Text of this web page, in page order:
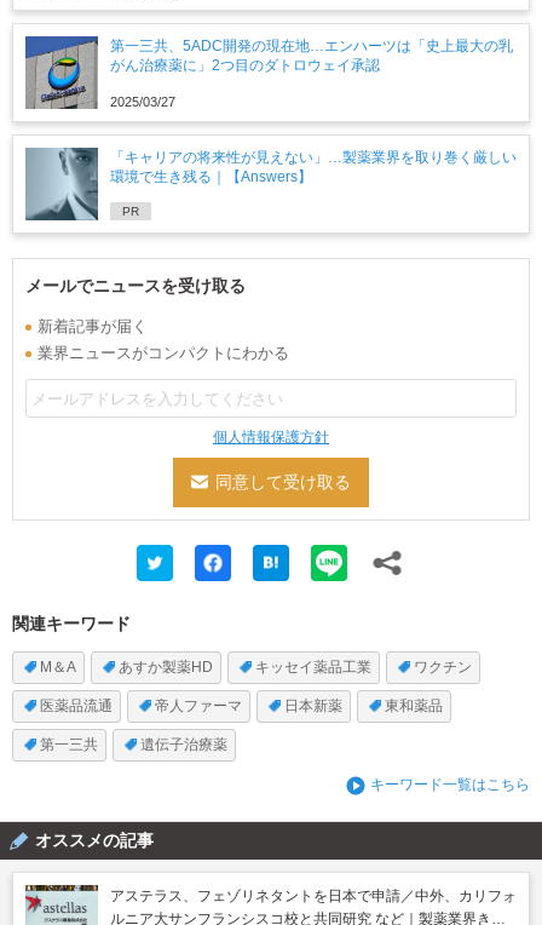
第一三共、5ADC開発の現在地…エンハーツは「史上最大の乳
がん治療薬に」2つ目のダトロウェイ承認
2025/03/27
「キャリアの将来性が見えない」…製薬業界を取り巻く厳しい
環境で生き残る｜【Answers】
PR
メールでニュースを受け取る
新着記事が届く
業界ニュースがコンパクトにわかる
個人情報保護方針
関連キーワード
M＆A あすか製薬HD キッセイ薬品工業 ワクチン
医薬品流通 帝人ファーマ 日本新薬 東和薬品
第一三共 遺伝子治療薬
キーワード一覧はこちら
オススメの記事
アステラス、フェゾリネタントを日本で申請／中外、カリフォ
ルニア大サンフランシスコ校と共同研究 など｜製薬業界きょ